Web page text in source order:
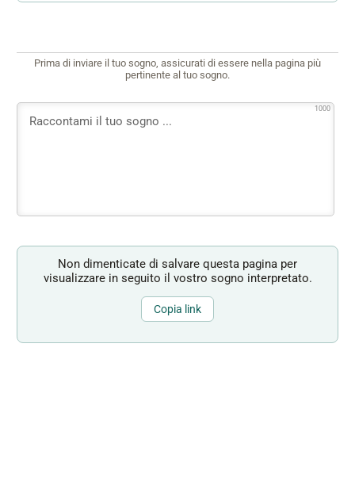
Prima di inviare il tuo sogno, assicurati di essere nella pagina più
pertinente al tuo sogno.
1000
Non dimenticate di salvare questa pagina per
visualizzare in seguito il vostro sogno interpretato.
Copia link